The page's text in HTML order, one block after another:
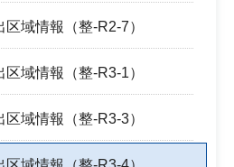
域情報（整-R2-7）
域情報（整-R3-1）
域情報（整-R3-3）